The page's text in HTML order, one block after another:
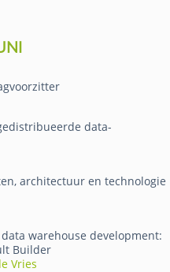
data-
architectuur en technologie
warehouse development:
Builder
Vries